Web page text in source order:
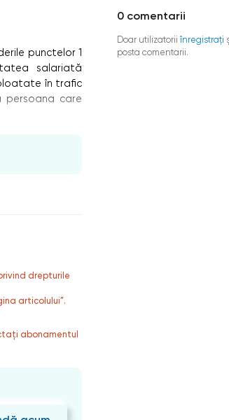
punctelor 1
salariată
în traﬁc
persoana care
drepturile
articolului”.
abonamentul
0 comentarii
Doar utilizatorii înregistraţi
posta comentarii.